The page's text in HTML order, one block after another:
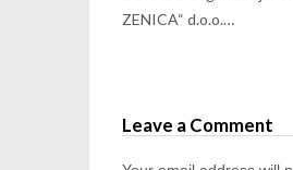
ZENICA“ d.o.o.…
Leave a Comment